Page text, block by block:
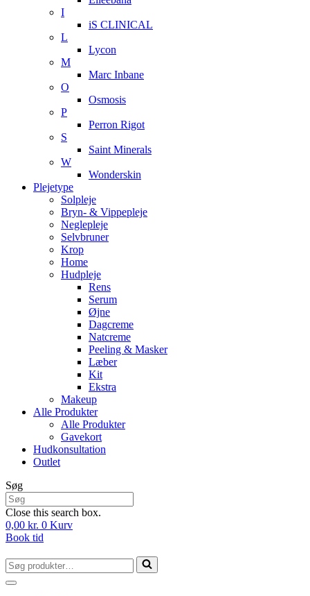
I
iS CLINICAL
L
Lycon
M
Marc Inbane
O
Osmosis
P
Perron Rigot
S
Saint Minerals
W
Wonderskin
Plejetype
Solpleje
Bryn- & Vippepleje
Neglepleje
Selvbruner
Krop
Home
Hudpleje
Rens
Serum
Øjne
Dagcreme
Natcreme
Peeling & Masker
Læber
Kit
Ekstra
Makeup
Alle Produkter
Alle Produkter
Gavekort
Hudkonsultation
Outlet
Søg
Close this search box.
0,00 kr. 0 Kurv
Book tid
Søg
efter...